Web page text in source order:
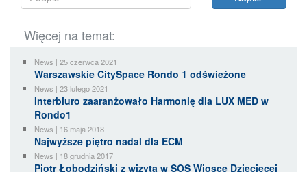
Więcej na temat:
News | 25 czerwca 2021
Warszawskie CitySpace Rondo 1 odświeżone
News | 23 lutego 2021
Interbiuro zaaranżowało Harmonię dla LUX MED w
Rondo1
News | 16 maja 2018
Najwyższe piętro nadal dla ECM
News | 18 grudnia 2017
Piotr Łobodziński z wizytą w SOS Wiosce Dziecięcej